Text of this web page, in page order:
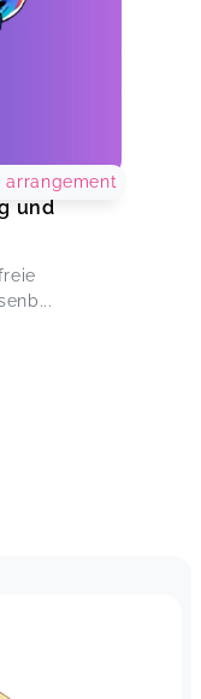
und
arrangement